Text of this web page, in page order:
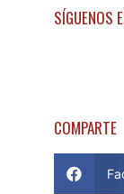
SÍGUENOS
COMPARTE